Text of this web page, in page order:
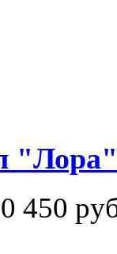
"Лора"
450